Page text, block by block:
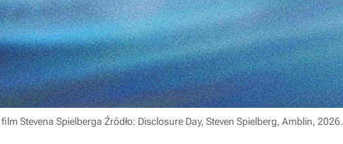
Stevena Spielberga Źródło: Disclosure Day, Steven Spielberg, Amblin, 2026.